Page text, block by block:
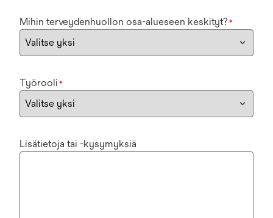
Mihin terveydenhuollon osa-alueseen keskityt? *
Työrooli *
Lisätietoja tai -kysymyksiä